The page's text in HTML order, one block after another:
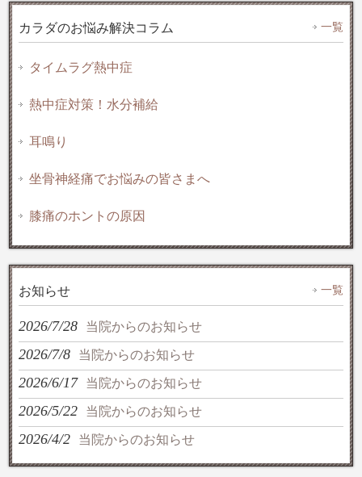
カラダのお悩み解決コラム 一覧
タイムラグ熱中症
熱中症対策！水分補給
耳鳴り
坐骨神経痛でお悩みの皆さまへ
膝痛のホントの原因
お知らせ 一覧
2026/7/28 当院からのお知らせ
2026/7/8 当院からのお知らせ
2026/6/17 当院からのお知らせ
2026/5/22 当院からのお知らせ
2026/4/2 当院からのお知らせ